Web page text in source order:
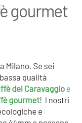
gourmet
Milano. Se sei
qualità
del Caravaggio e
gourmet! I nostri
e